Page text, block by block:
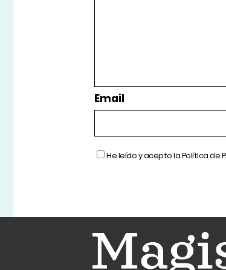
Email
He leído y acepto laPolítica de